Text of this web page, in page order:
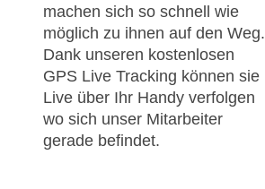
machen sich so schnell wie
möglich zu ihnen auf den Weg.
Dank unseren kostenlosen
GPS Live Tracking können sie
Live über Ihr Handy verfolgen
wo sich unser Mitarbeiter
gerade befindet.